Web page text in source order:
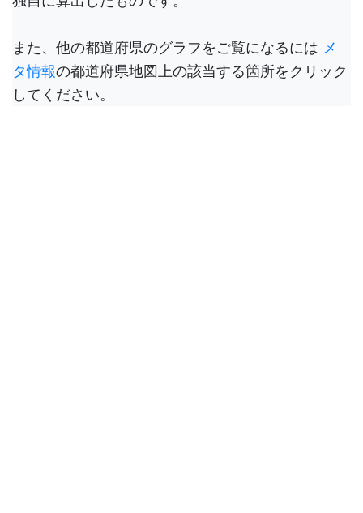
また、他の都道府県のグラフをご覧になるには メ
タ情報の都道府県地図上の該当する箇所をクリック
してください。